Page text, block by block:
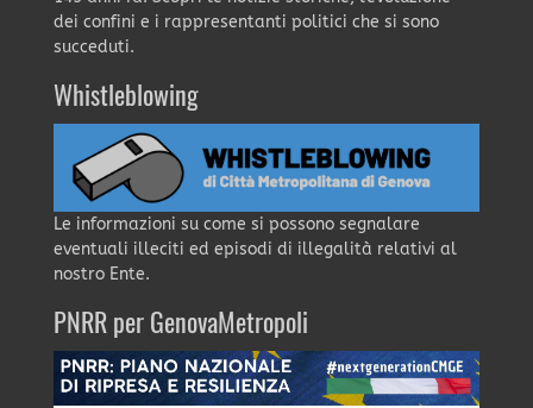
dei confini e i rappresentanti politici che si sono
succeduti.
Whistleblowing
Le informazioni su come si possono segnalare
eventuali illeciti ed episodi di illegalità relativi al
nostro Ente.
PNRR per GenovaMetropoli